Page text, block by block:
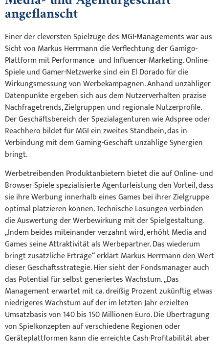
angeflanscht
Einer der cleversten Spielzüge des MGI-Managements war aus
Sicht von Markus Herrmann die Verflechtung der Gamigo-
Plattform mit Performance- und Influencer-Marketing. Online-
Spiele und Gamer-Netzwerke sind ein El Dorado für die
Wirkungsmessung von Werbekampagnen. Anhand unzähliger
Datenpunkte ergeben sich aus dem Nutzerverhalten präzise
Nachfragetrends, Zielgruppen und regionale Nutzerprofile.
Der Geschäftsbereich der Spezialagenturen wie Adspree oder
Reachhero bildet für MGI ein zweites Standbein, das in
Verbindung mit dem Gaming-Geschäft unzählige Synergien
bringt.
Werbetreibenden Produktanbietern bietet die auf Online- und
Browser-Spiele spezialisierte Agenturleistung den Vorteil, dass
sie ihre Werbung innerhalb eines Games bei ihrer Zielgruppe
optimal platzieren können. Technische Lösungen verbinden
die Auswertung der Werbewirkung mit der Spielgestaltung.
„Indem beides miteinander verzahnt wird, erhöht Media and
Games seine Attraktivität als Werbepartner. Das wiederum
bringt zusätzliche Erträge“ erklärt Markus Herrmann den Wert
dieser Geschäftsstrategie. Hier sieht der Fondsmanager auch
das Potential für selbst generiertes Wachstum. „Das
Management erwartet mit ca. dreißig Prozent zukünftig etwas
niedrigeres Wachstum auf der im letzten Jahr erzielten
Umsatzbasis von 140 bis 150 Millionen Euro. Die Übertragung
von Spielkonzepten auf verschiedene Regionen oder
Geräteplattformen kann die erreichte Cash-Profitabilität aber